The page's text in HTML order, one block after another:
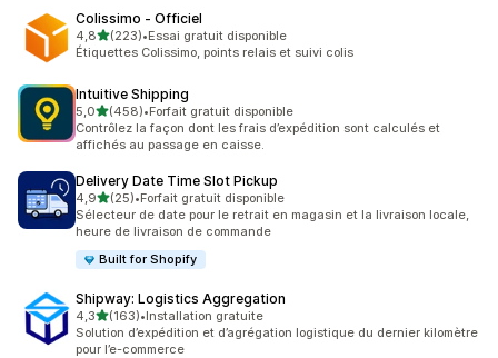
Colissimo ‑ Officiel
4,8étoile(s) sur 5
(223)
223 avis au total
•Essai gratuit disponible
Étiquettes Colissimo, points relais et suivi colis
Intuitive Shipping
5,0étoile(s) sur 5
(458)
458 avis au total
•Forfait gratuit disponible
Contrôlez la façon dont les frais d’expédition sont calculés et
affichés au passage en caisse.
Delivery Date Time Slot Pickup
4,9étoile(s) sur 5
(25)
25 avis au total
•Forfait gratuit disponible
Sélecteur de date pour le retrait en magasin et la livraison locale,
heure de livraison de commande
Built for Shopify
Shipway: Logistics Aggregation
4,3étoile(s) sur 5
(163)
163 avis au total
•Installation gratuite
Solution d’expédition et d’agrégation logistique du dernier kilomètre
pour l’e-commerce